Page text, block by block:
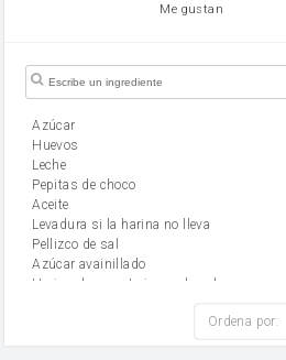
Me gustan
Azúcar
huevos
leche
Pepitas de choco
aceite
Levadura si la harina no lleva
Pellizco de sal
Azúcar avainillado
Harina de reposteria con levadura
mantequilla
Ordena por: